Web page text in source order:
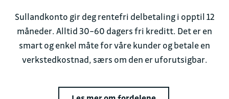
Sullandkonto gir deg rentefri delbetaling i opptil 12
måneder. Alltid 30–60 dagers fri kreditt. Det er en
smart og enkel måte for våre kunder og betale en
verkstedkostnad, særs om den er uforutsigbar.